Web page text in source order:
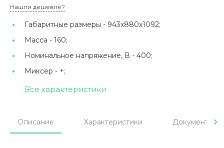
Нашли дешевле?
Габаритные размеры - 943х880х1092;
Масса - 160;
Номинальное напряжение, В - 400;
Миксер - +;
Все характеристики
Описание Характеристики Документы